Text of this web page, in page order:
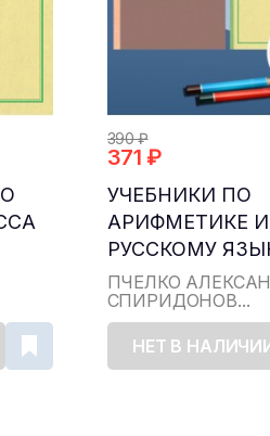
390 ₽
371 ₽
УЧЕБНИКИ ПО
АРИФМЕТИКЕ И
РУССКОМУ
КЛАСС...
ПЧЁЛКО
СПИРИДОНОВ...
НЕТ В